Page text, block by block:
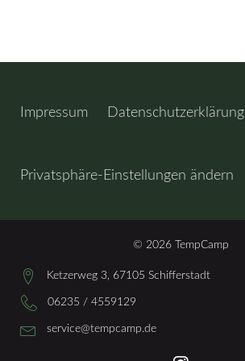
Impressum Datenschutzerklärung
Privatsphäre-Einstellungen ändern
© 2026 TempCamp
Ketzerweg 3, 67105 Schifferstadt
06235 / 4559129
service@tempcamp.de